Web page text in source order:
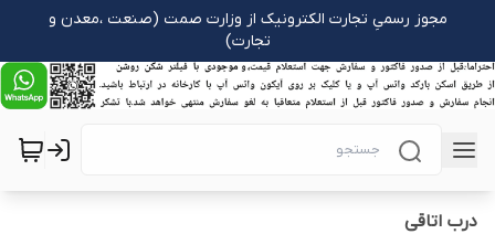
مجوز رسمیِ تجارت الکترونیک از وزارت صمت (صنعت ،معدن و
تجارت)
درب اتاقی